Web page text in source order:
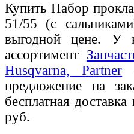
Купить Набор
51/55 (с
выгодной цене. У
ассортимент
Husqvarna, Partner
предложение на
бесплатная
руб.